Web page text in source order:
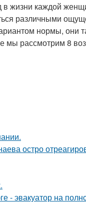
жизни каждой
различными
нормы, они
мы рассмотрим 8
остро
эвакуатор на